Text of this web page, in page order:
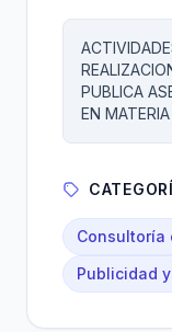
PUBLICA
EN
Consultoría
Publicidad